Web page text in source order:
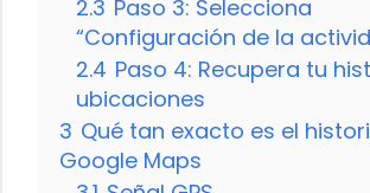
2.3 Paso 3: Selecciona
“Configuración de la
2.4 Paso 4: Recupera tu
ubicaciones
3 Qué tan exacto es el
Google Maps